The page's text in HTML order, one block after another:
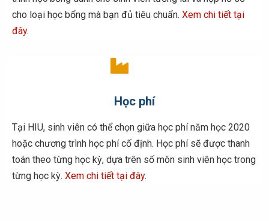
cho loại học bổng mà bạn đủ tiêu chuẩn. Xem chi tiết tại
đây.
Học phí
Tại HIU, sinh viên có thể chọn giữa học phí năm học 2020
hoặc chương trình học phí cố định. Học phí sẽ được thanh
toán theo từng học kỳ, dựa trên số môn sinh viên học trong
từng học kỳ. Xem chi tiết tại đây.